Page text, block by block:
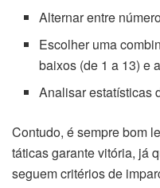
Alternar entre
Escolher uma
baixos (de 1 a 13) e
Analisar estatísticas
Contudo, é sempre bom
táticas garante vitória, já
seguem critérios de